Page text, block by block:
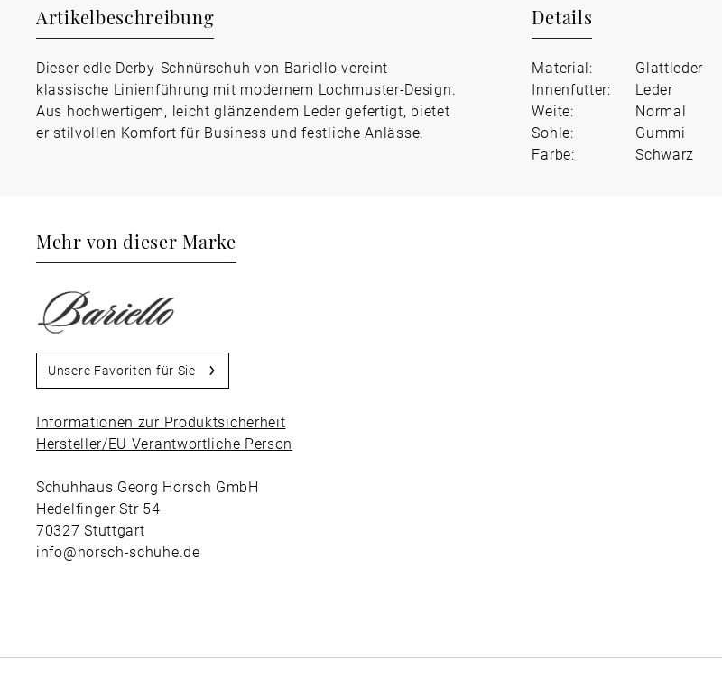
Artikelbeschreibung
Dieser edle Derby-Schnürschuh von Bariello vereint
klassische Linienführung mit modernem Lochmuster-Design.
Aus hochwertigem, leicht glänzendem Leder gefertigt, bietet
er stilvollen Komfort für Business und festliche Anlässe.
Details
Material:
Glattleder
Innenfutter:
Leder
Weite:
Normal
Sohle:
Gummi
Farbe:
Schwarz
Mehr von dieser Marke
Unsere Favoriten für Sie
Informationen zur Produktsicherheit
Hersteller/EU Verantwortliche Person
Schuhhaus Georg Horsch GmbH
Hedelfinger Str 54
70327 Stuttgart
info@horsch-schuhe.de